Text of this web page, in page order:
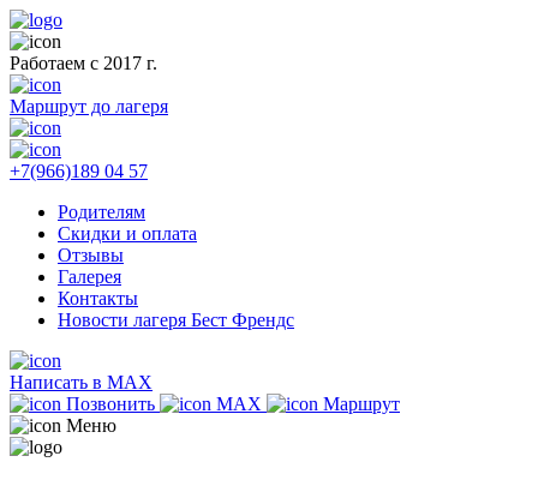
Работаем с 2017 г.
Маршрут до лагеря
+7(966)189 04 57
Родителям
Скидки и оплата
Отзывы
Галерея
Контакты
Новости лагеря Бест Френдс
Написать в MAX
Позвонить
MAX
Маршрут
Меню